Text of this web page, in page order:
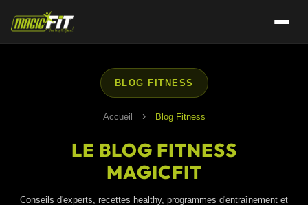
BLOG FITNESS
Accueil › Blog Fitness
LE BLOG FITNESS
MAGICFIT
Conseils d'experts, recettes healthy, programmes d'entraînement et